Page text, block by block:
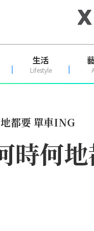
生活
Lifestyle
都要 單車ING
時何